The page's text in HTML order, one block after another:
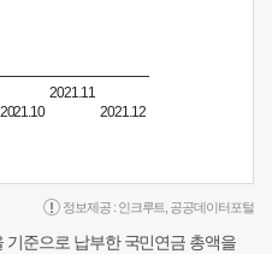
2021.10
2021.11
2021.12
정보제공 : 인크루트 공공데이터포털
준으로 납부한 국민연금 총액을